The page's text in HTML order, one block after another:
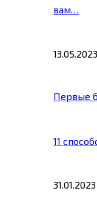
вам…
13.05.2023
Первые
11
31.01.2023